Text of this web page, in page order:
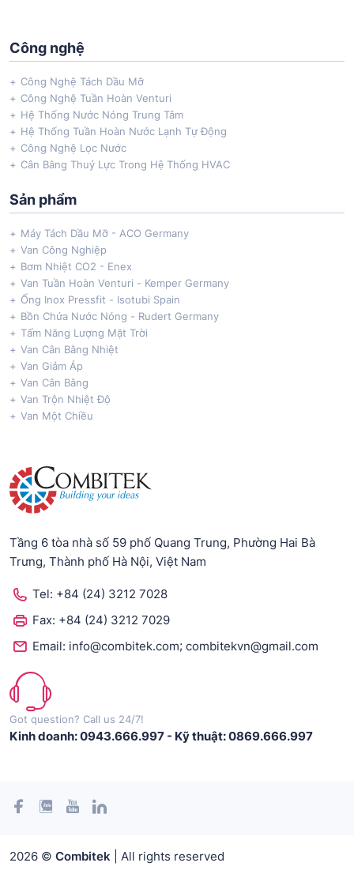
Công nghệ
Công Nghệ Tách Dầu Mỡ
Công Nghệ Tuần Hoàn Venturi
Hệ Thống Nước Nóng Trung Tâm
Hệ Thống Tuần Hoàn Nước Lạnh Tự Động
Công Nghệ Lọc Nước
Cân Bằng Thuỷ Lực Trong Hệ Thống HVAC
Sản phẩm
Máy Tách Dầu Mỡ - ACO Germany
Van Công Nghiệp
Bơm Nhiệt CO2 - Enex
Van Tuần Hoàn Venturi - Kemper Germany
Ống Inox Pressfit - Isotubi Spain
Bồn Chứa Nước Nóng - Rudert Germany
Tấm Năng Lượng Mặt Trời
Van Cân Bằng Nhiệt
Van Giảm Áp
Van Cân Bằng
Van Trộn Nhiệt Độ
Van Một Chiều
Tầng 6 tòa nhà số 59 phố Quang Trung, Phường Hai Bà
Trưng, Thành phố Hà Nội, Việt Nam
Tel: +84 (24) 3212 7028
Fax: +84 (24) 3212 7029
Email: info@combitek.com; combitekvn@gmail.com
Got question? Call us 24/7!
Kinh doanh: 0943.666.997 - Kỹ thuật: 0869.666.997
2026 © Combitek | All rights reserved